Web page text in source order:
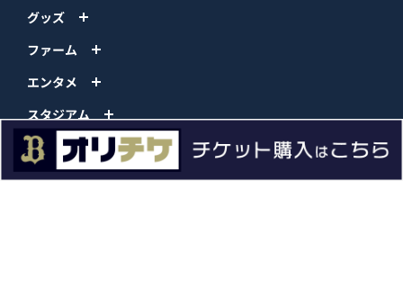
グッズ
ファーム
エンタメ
スタジアム
スポンサー
球団情報